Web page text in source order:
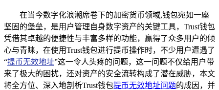
在当今数字化浪潮席卷下的加密货币领域,钱包宛如一座
坚固的堡垒，是用户管理自身数字资产的关键工具，Trust钱包
凭借其卓越的便捷性与丰富多样的功能，赢得了众多用户的倾
心与青睐，在使用Trust钱包进行提币操作时，不少用户遭遇了
“提币无效地址”这一令人头疼的问题，这一问题不仅给用户带
来了极大的困扰，还对资产的安全流转构成了潜在威胁，本文
将全方位、深入地剖析Trust钱包提币无效地址问题的成因，并